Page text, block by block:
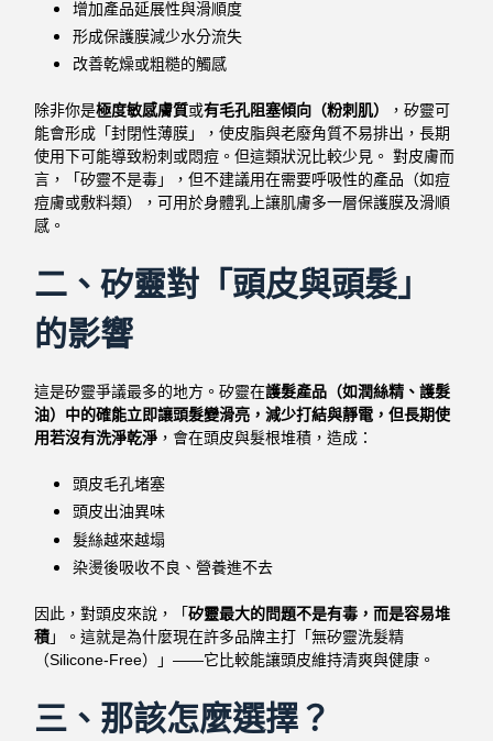
增加產品延展性與滑順度
形成保護膜減少水分流失
改善乾燥或粗糙的觸感
除非你是極度敏感膚質或有毛孔阻塞傾向（粉刺肌）
，矽靈可
能會形成「封閉性薄膜」，使皮脂與老廢角質不易排出，長期
使用下可能導致粉刺或悶痘。但這類狀況比較少見。 對皮膚而
言，「矽靈不是毒」，但不建議用在需要呼吸性的產品（如痘
痘膚或敷料類），可用於身體乳上讓肌膚多一層保護膜及滑順
感。
二、矽靈對「頭皮與頭髮」
的影響
這是矽靈爭議最多的地方。矽靈在護髮產品（如潤絲精、護髮
油）中的確能立即讓頭髮變滑亮，減少打結與靜電，但長期使
用若沒有洗淨乾淨 ，會在頭皮與髮根堆積，造成：
頭皮毛孔堵塞
頭皮出油異味
髮絲越來越塌
染燙後吸收不良、營養進不去
因此，對頭皮來說，「矽靈最大的問題不是有毒，而是容易堆
積」。這就是為什麼現在許多品牌主打「無矽靈洗髮精
（Silicone-Free）」——它比較能讓頭皮維持清爽與健康。
三、那該怎麼選擇？